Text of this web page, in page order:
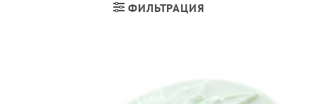
ФИЛЬТРАЦИЯ